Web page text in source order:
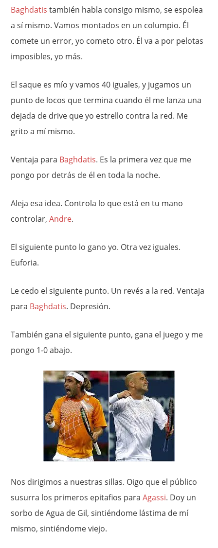
Baghdatis también habla consigo mismo, se espolea
a sí mismo. Vamos montados en un columpio. Él
comete un error, yo cometo otro. Él va a por pelotas
imposibles, yo más.
El saque es mío y vamos 40 iguales, y jugamos un
punto de locos que termina cuando él me lanza una
dejada de drive que yo estrello contra la red. Me
grito a mí mismo.
Ventaja para Baghdatis. Es la primera vez que me
pongo por detrás de él en toda la noche.
Aleja esa idea. Controla lo que está en tu mano
controlar,Andre.
El siguiente punto lo gano yo. Otra vez iguales.
Euforia.
Le cedo el siguiente punto. Un revés a la red. Ventaja
para Baghdatis. Depresión.
También gana el siguiente punto, gana el juego y me
pongo 1-0 abajo.
Nos dirigimos a nuestras sillas. Oigo que el público
susurra los primeros epitafios paraAgassi. Doy un
sorbo de Agua de Gil, sintiéndome lástima de mí
mismo, sintiéndome viejo.